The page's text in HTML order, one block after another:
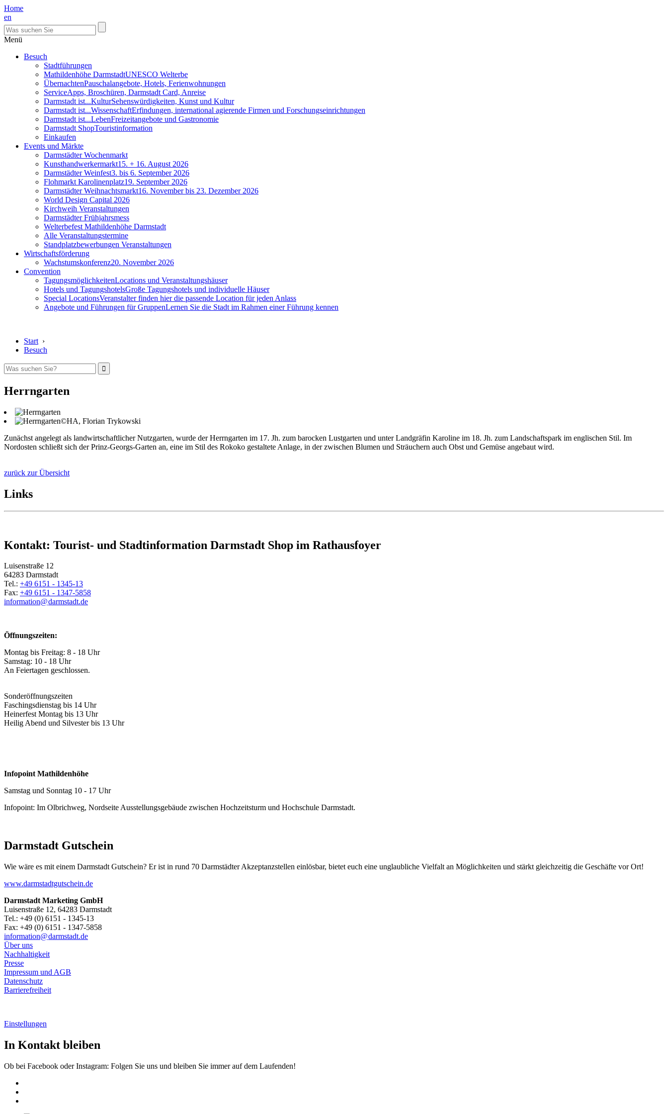
Home
en
Menü
Besuch
Stadtführungen
Mathildenhöhe DarmstadtUNESCO Welterbe
ÜbernachtenPauschalangebote, Hotels, Ferienwohnungen
ServiceApps, Broschüren, Darmstadt Card, Anreise
Darmstadt ist...KulturSehenswürdigkeiten, Kunst und Kultur
Darmstadt ist...WissenschaftErfindungen, international agierende Firmen und Forschungseinrichtungen
Darmstadt ist...LebenFreizeitangebote und Gastronomie
Darmstadt ShopTouristinformation
Einkaufen
Events und Märkte
Darmstädter Wochenmarkt
Kunsthandwerkermarkt15. + 16. August 2026
Darmstädter Weinfest3. bis 6. September 2026
Flohmarkt Karolinenplatz19. September 2026
Darmstädter Weihnachtsmarkt16. November bis 23. Dezember 2026
World Design Capital 2026
Kirchweih Veranstaltungen
Darmstädter Frühjahrsmess
Welterbefest Mathildenhöhe Darmstadt
Alle Veranstaltungstermine
Standplatzbewerbungen Veranstaltungen
Wirtschaftsförderung
Wachstumskonferenz20. November 2026
Convention
TagungsmöglichkeitenLocations und Veranstaltungshäuser
Hotels und TagungshotelsGroße Tagungshotels und individuelle Häuser
Special LocationsVeranstalter finden hier die passende Location für jeden Anlass
Angebote und Führungen für GruppenLernen Sie die Stadt im Rahmen einer Führung kennen
Start ›
Besuch
Herrngarten
©HA, Florian Trykowski
Zunächst angelegt als landwirtschaftlicher Nutzgarten, wurde der Herrngarten im 17. Jh. zum barocken Lustgarten und unter Landgräfin Karoline im 18. Jh. zum Landschaftspark im englischen Stil. Im
Nordosten schließt sich der Prinz-Georgs-Garten an, eine im Stil des Rokoko gestaltete Anlage, in der zwischen Blumen und Sträuchern auch Obst und Gemüse angebaut wird.
zurück zur Übersicht
Links
Kontakt: Tourist- und Stadtinformation Darmstadt Shop im Rathausfoyer
Luisenstraße 12
64283 Darmstadt
Tel.: +49 6151 - 1345-13
Fax: +49 6151 - 1347-5858
information@darmstadt.de
Öffnungszeiten:
Montag bis Freitag: 8 - 18 Uhr
Samstag: 10 - 18 Uhr
An Feiertagen geschlossen.
Sonderöffnungszeiten
Faschingsdienstag bis 14 Uhr
Heinerfest Montag bis 13 Uhr
Heilig Abend und Silvester bis 13 Uhr
Infopoint Mathildenhöhe
Samstag und Sonntag 10 - 17 Uhr
Infopoint: Im Olbrichweg, Nordseite Ausstellungsgebäude zwischen Hochzeitsturm und Hochschule Darmstadt.
Darmstadt Gutschein
Wie wäre es mit einem Darmstadt Gutschein? Er ist in rund 70 Darmstädter Akzeptanzstellen einlösbar, bietet euch eine unglaubliche Vielfalt an Möglichkeiten und stärkt gleichzeitig die Geschäfte vor Ort!
www.darmstadtgutschein.de
Darmstadt Marketing GmbH
Luisenstraße 12, 64283 Darmstadt
Tel.: +49 (0) 6151 - 1345-13
Fax: +49 (0) 6151 - 1347-5858
information@darmstadt.de
Über uns
Nachhaltigkeit
Presse
Impressum und AGB
Datenschutz
Barrierefreiheit
Einstellungen
In Kontakt bleiben
Ob bei Facebook oder Instagram: Folgen Sie uns und bleiben Sie immer auf dem Laufenden!